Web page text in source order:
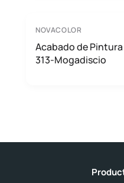
NOVACOLOR
Acabado de
313-Mogadiscio